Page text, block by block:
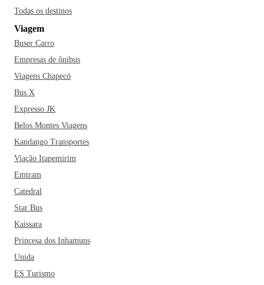
Todas os destinos
Viagem
Buser Carro
Empresas de ônibus
Viagens Chapecó
Bus X
Expresso JK
Belos Montes Viagens
Kandango Transportes
Viação Itapemirim
Emtram
Catedral
Star Bus
Kaissara
Princesa dos Inhamuns
Unida
ES Turismo